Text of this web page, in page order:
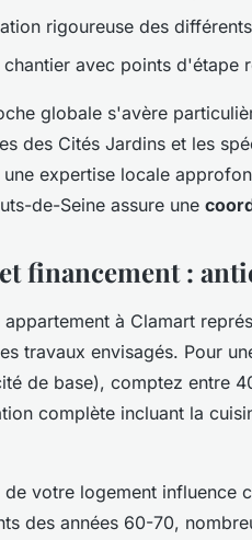
rigoureuse des
chantier avec points d'étape
globale s'avère
des Cités Jardins et les
une expertise locale
de-Seine assure une
financement :
appartement à Clamart
travaux envisagés. Pour
de base), comptez entre
complète incluant la
de votre logement influence
des années 60-70,